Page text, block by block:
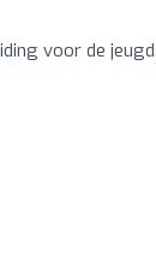
voor de jeugd.